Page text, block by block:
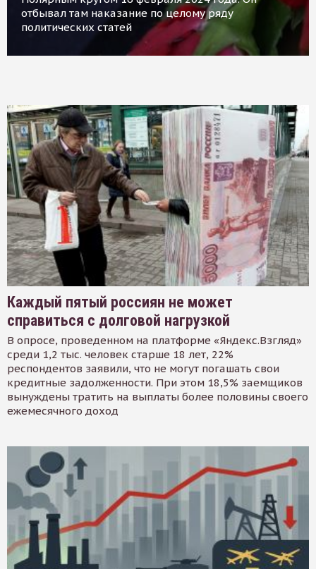
отбывал там наказание по целому ряду
политических статей
Каждый пятый россиян не может
справиться с долговой нагрузкой
В опросе, проведенном на платформе «Яндекс.Взгляд»
среди 1,2 тыс. человек старше 18 лет, 22%
респондентов заявили, что не могут погашать свои
кредитные задолженности. При этом 18,5% заемщиков
вынуждены тратить на выплаты более половины своего
ежемесячного доход